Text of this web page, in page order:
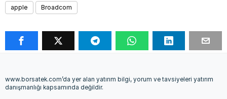
apple Broadcom
www.borsatek.com’da yer alan yatırım bilgi, yorum ve tavsiyeleri yatırım
danışmanlığı kapsamında değildir.